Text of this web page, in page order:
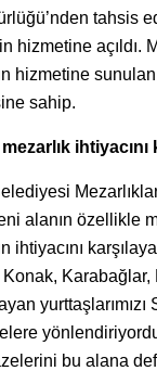
tahsis
hizmetine açıldı.
hizmetine
sahip.
ihtiyacını
alanın özellikle
ihtiyacını
Karabağlar,
yurttaşlarımızı
bu alana